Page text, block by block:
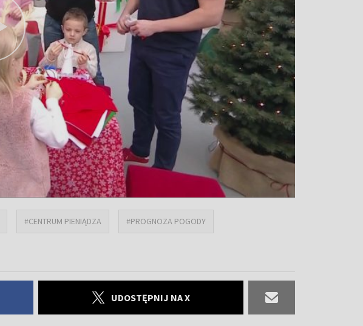
#CENTRUM PIENIĄDZA #PROGNOZA POGODY
UDOSTĘPNIJ NA X